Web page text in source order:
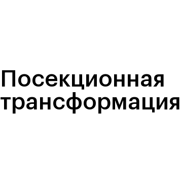
Посекционная
трансформация